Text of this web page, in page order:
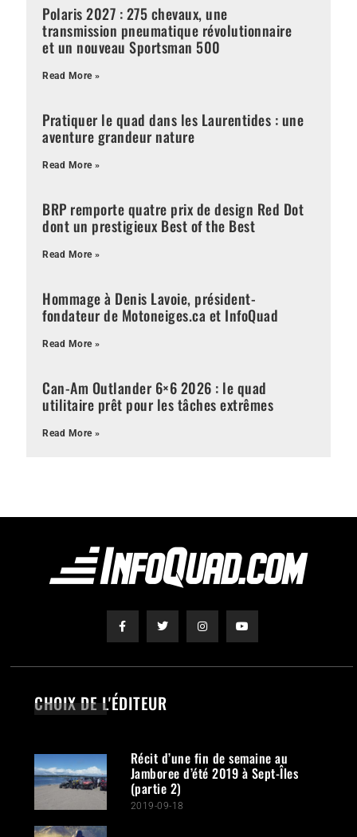
Polaris 2027 : 275 chevaux, une
transmission pneumatique révolutionnaire
et un nouveau Sportsman 500
Read More »
Pratiquer le quad dans les Laurentides : une
aventure grandeur nature
Read More »
BRP remporte quatre prix de design Red Dot
dont un prestigieux Best of the Best
Read More »
Hommage à Denis Lavoie, président-
fondateur de Motoneiges.ca et InfoQuad
Read More »
Can-Am Outlander 6×6 2026 : le quad
utilitaire prêt pour les tâches extrêmes
Read More »
CHOIX DE L'ÉDITEUR
Récit d’une fin de semaine au
Jamboree d’été 2019 à Sept-Îles
(partie 2)
2019-09-18